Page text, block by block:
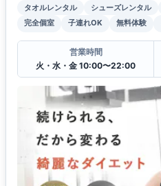
タオルレンタル シューズレンタル
完全個室
子連れOK 無料体験
営業時間
火・水・金 10:00〜22:00